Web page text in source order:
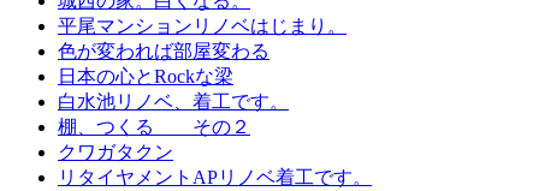
平尾マンションリノベはじまり。
色が変われば部屋変わる
日本の心とRockな梁
白水池リノベ、着工です。
棚、つくる その２
クワガタクン
リタイヤメントAPリノベ着工です。